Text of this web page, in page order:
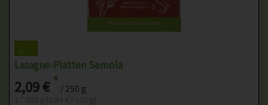
Lasagne-Platten Semola
2,09 €* / 250 g